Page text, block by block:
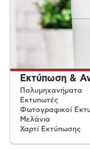
Εκτύπωση &
Πολυμηχανήματα
Εκτυπωτές
Φωτογραφικοί
Μελάνια
Χαρτί Εκτύπωσης